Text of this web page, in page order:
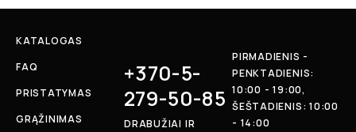
KATALOGAS
FAQ
PRISTATYMAS
GRĄŽINIMAS
+370-5-
279-50-85
DRABUŽIAI IR
PIRMADIENIS -
PENKTADIENIS:
10:00 - 19:00,
ŠEŠTADIENIS: 10:00
- 14:00